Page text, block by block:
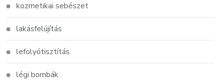
kozmetikai sebészet
lakásfelújítás
lefolyótisztítás
légi bombák